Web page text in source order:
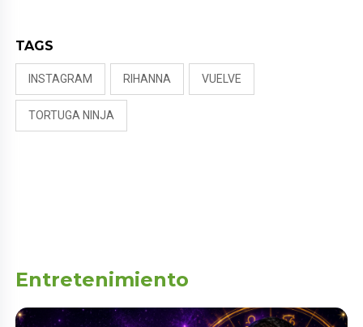
TAGS
INSTAGRAM RIHANNA VUELVE
TORTUGA NINJA
Entretenimiento